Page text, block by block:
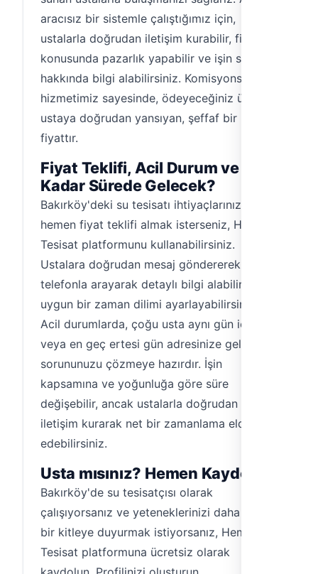
aracısız bir sistemle çalıştığımız için,
ustalarla doğrudan iletişim kurabilir, fiyat
konusunda pazarlık yapabilir ve işin süreci
hakkında bilgi alabilirsiniz. Komisyonsuz
hizmetimiz sayesinde, ödeyeceğiniz ücret,
ustaya doğrudan yansıyan, şeffaf bir
fiyattır.
Fiyat Teklifi, Acil Durum ve Ne
Kadar Sürede Gelecek?
Bakırköy'deki su tesisatı ihtiyaçlarınız için
hemen fiyat teklifi almak isterseniz, Hemen
Tesisat platformunu kullanabilirsiniz.
Ustalara doğrudan mesaj göndererek veya
telefonla arayarak detaylı bilgi alabilir ve
uygun bir zaman dilimi ayarlayabilirsiniz.
Acil durumlarda, çoğu usta aynı gün içinde
veya en geç ertesi gün adresinize gelerek
sorununuzu çözmeye hazırdır. İşin
kapsamına ve yoğunluğa göre süre
değişebilir, ancak ustalarla doğrudan
iletişim kurarak net bir zamanlama elde
edebilirsiniz.
Usta mısınız? Hemen Kaydolun!
Bakırköy'de su tesisatçısı olarak
çalışıyorsanız ve yeteneklerinizi daha geniş
bir kitleye duyurmak istiyorsanız, Hemen
Tesisat platformuna ücretsiz olarak